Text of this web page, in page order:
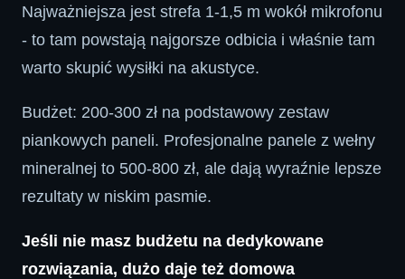
Najważniejsza jest strefa 1-1,5 m wokół mikrofonu
- to tam powstają najgorsze odbicia i właśnie tam
warto skupić wysiłki na akustyce.
Budżet: 200-300 zł na podstawowy zestaw
piankowych paneli. Profesjonalne panele z wełny
mineralnej to 500-800 zł, ale dają wyraźnie lepsze
rezultaty w niskim pasmie.
Jeśli nie masz budżetu na dedykowane
rozwiązania, dużo daje też domowa